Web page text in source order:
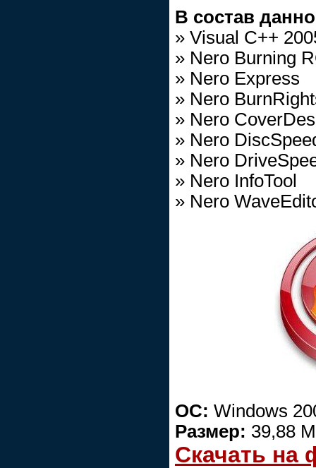
В состав
» Visual C++
» Nero Burning
» Nero Express
» Nero
» Nero
» Nero
» Nero
» Nero InfoTool
» Nero
ОC: Windows
Размер: 39,88
Скачать на